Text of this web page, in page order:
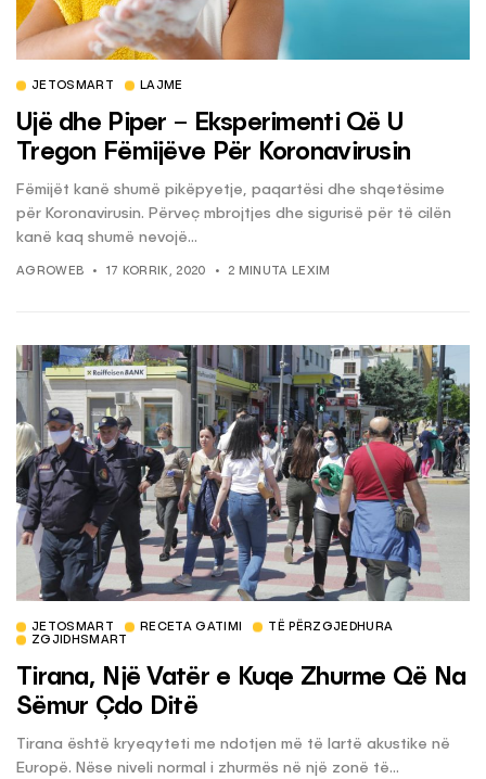
JETOSMART LAJME
Ujë dhe Piper – Eksperimenti Që U
Tregon Fëmijëve Për Koronavirusin
Fëmijët kanë shumë pikëpyetje, paqartësi dhe shqetësime
për Koronavirusin. Përveç mbrojtjes dhe sigurisë për të cilën
kanë kaq shumë nevojë...
AGROWEB 17 KORRIK, 2020 2 MINUTA LEXIM
JETOSMART RECETA GATIMI
TË PËRZGJEDHURA
ZGJIDHSMART
Tirana, Një Vatër e Kuqe Zhurme Që Na
Sëmur Çdo Ditë
Tirana është kryeqyteti me ndotjen më të lartë akustike në
Europë. Nëse niveli normal i zhurmës në një zonë të...